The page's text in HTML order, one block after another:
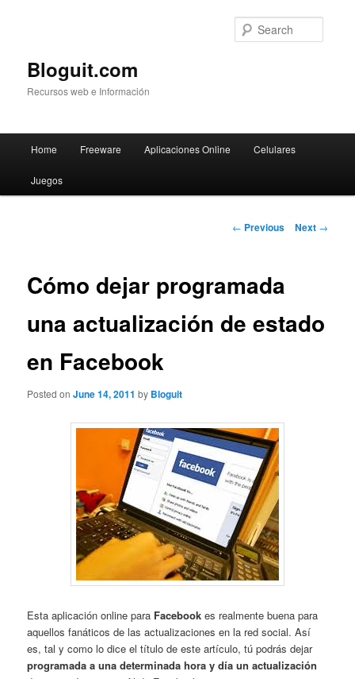
Bloguit.com
Recursos web e Información
Skip
to
Home Freeware Aplicaciones Online Celulares
Juegos
Post
← Previous Next →
Cómo dejar programada
una actualización de estado
en Facebook
Posted onJune 14, 2011 by Bloguit
Esta aplicación online para Facebookes realmente buena para
aquellos fanáticos de las actualizaciones en la red social. Así
es, tal y como lo dice el título de este artículo, tú podrás dejar
programada a una determinada hora y día un actualización